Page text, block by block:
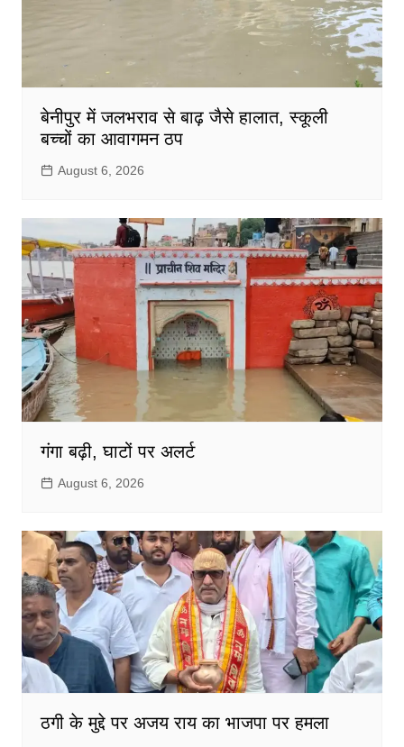
बेनीपुर में जलभराव से बाढ़ जैसे हालात, स्कूली
बच्चों का आवागमन ठप
August 6, 2026
गंगा बढ़ी, घाटों पर अलर्ट
August 6, 2026
ठगी के मुद्दे पर अजय राय का भाजपा पर हमला